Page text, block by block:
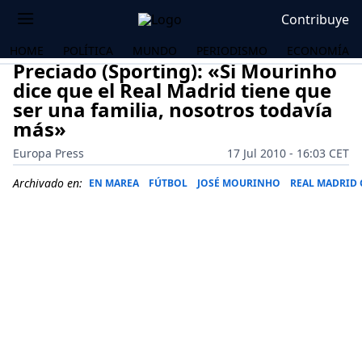
Contribuye
HOME POLÍTICA MUNDO PERIODISMO ECONOMÍA
Preciado (Sporting): «Si Mourinho
dice que el Real Madrid tiene que
ser una familia, nosotros todavía
más»
Europa Press
17 Jul 2010 - 16:03 CET
Archivado en: EN MAREA FÚTBOL JOSÉ MOURINHO REAL MADRID